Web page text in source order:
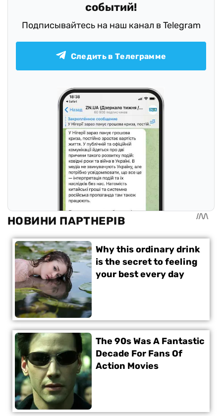
событий!
Подписывайтесь на наш канал в Telegram
Следить в Телеграмме